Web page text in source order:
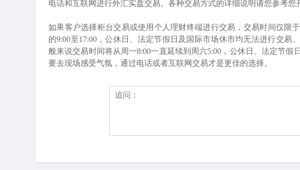
电话和互联网进行外汇实盘交易。各种交易方式的详细说明请您参考您
如果客户选择柜台交易或使用个人理财终端进行交易，交易时间仅限
的9:00至17:00，公休日、法定节假日及国际市场休市均无法进行交易
般来说交易时间将从周一8:00一直延续到周六5:00，公休日、法定节
要去现场感受气氛，通过电话或者互联网交易才是更佳的选择。